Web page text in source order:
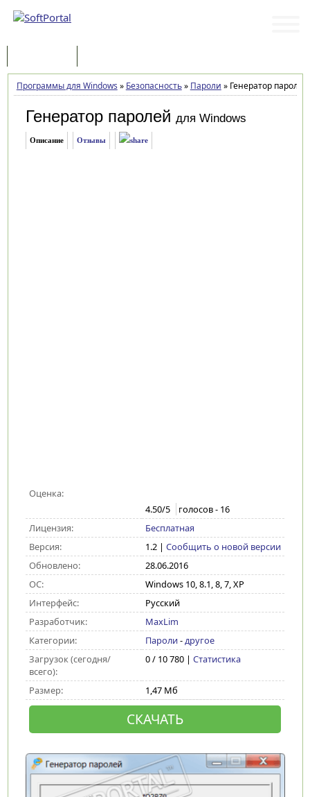
Программы для Windows » Безопасность» Пароли »Генератор паролей
Генератор паролей для Windows
Описание Отзывы
Оценка:
4.50/5 голосов - 16
Лицензия:
Бесплатная
Версия:
1.2| Сообщить о новой версии
Обновлено:
28.06.2016
ОС:
Windows 10, 8.1, 8, 7, XP
Интерфейс:
Русский
Разработчик:
MaxLim
Категории:
Пароли-другое
Загрузок (сегодня/
всего):
0 / 10 780 | Статистика
Размер: 1,47 Мб
СКАЧАТЬ